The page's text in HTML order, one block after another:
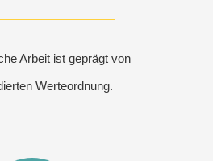
Arbeit ist geprägt von
Werteordnung.